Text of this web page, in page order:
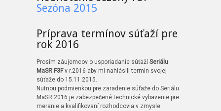
Sezóna 2015
Príprava termínov súťaží pre
rok 2016
Prosím záujemcov o usporiadanie súťaží Seriálu
MaSR F3Fv r.2016 aby mi nahlásili termín svojej
súťaže do 15.11.2015.
Nutnou podmienkou pre zaradenie súťaže do Seriálu
MaSR 2016 je zabezpečené technické vybavenie pre
meranie a kvalifikovaní rozhodcovia v zmysle